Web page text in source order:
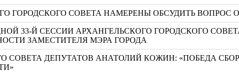
ГОРОДСКОГО СОВЕТА НАМЕРЕНЫ ОБСУДИТЬ
33-Й СЕССИИ АРХАНГЕЛЬСКОГО ГОРОДСКОГО
ЗАМЕСТИТЕЛЯ МЭРА ГОРОДА
СОВЕТА ДЕПУТАТОВ АНАТОЛИЙ КОЖИН: «ПОБЕДА